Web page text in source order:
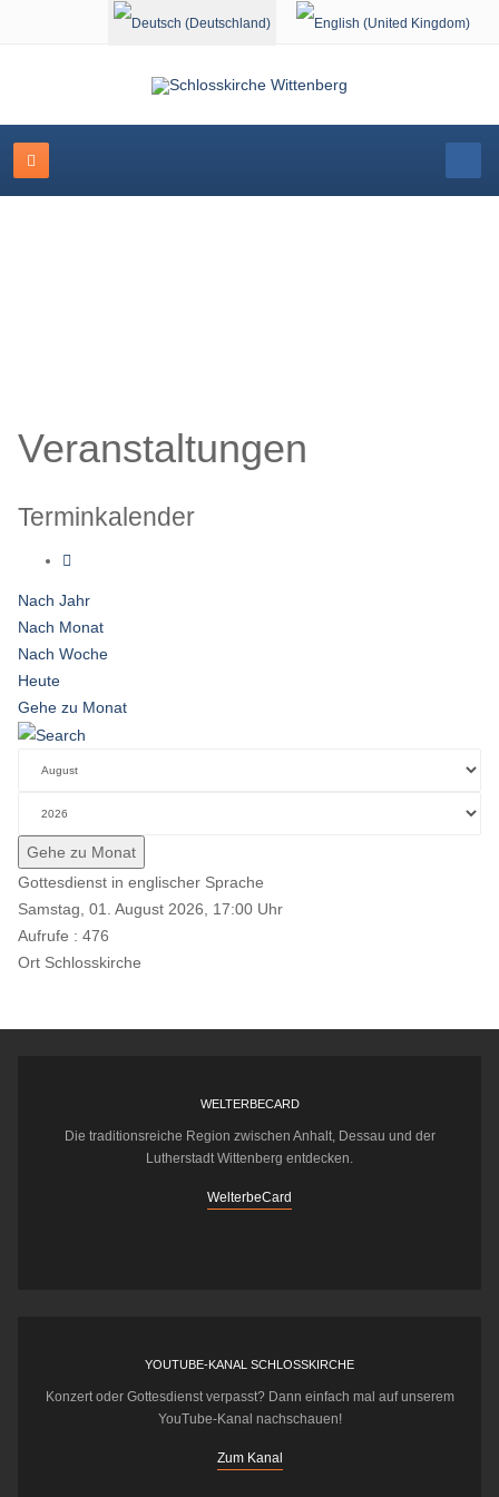
Sprache auswählen
Veranstaltungen
Terminkalender
Nach Jahr
Nach Monat
Nach Woche
Heute
Gehe zu Monat
Gehe zu Monat
Gottesdienst in englischer Sprache
Samstag, 01. August 2026, 17:00 Uhr
Aufrufe : 476
Ort Schlosskirche
WELTERBECARD
Die traditionsreiche Region zwischen Anhalt, Dessau und der
Lutherstadt Wittenberg entdecken.
WelterbeCard
YOUTUBE-KANAL SCHLOSSKIRCHE
Konzert oder Gottesdienst verpasst? Dann einfach mal auf unserem
YouTube-Kanal nachschauen!
Zum Kanal